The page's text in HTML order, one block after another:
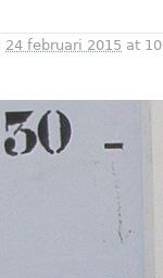
24 februari 2015 at